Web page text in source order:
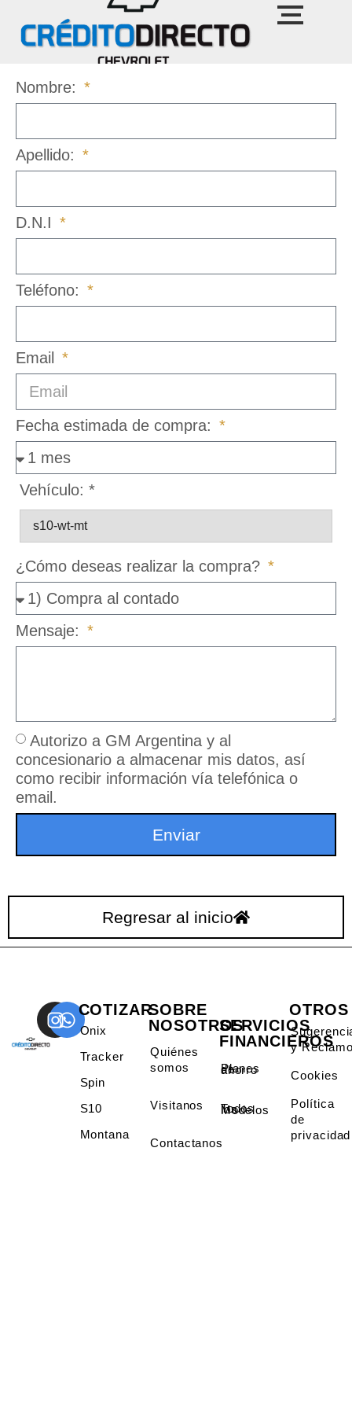
Nombre:
Apellido:
D.N.I
Teléfono:
Email
Fecha estimada de compra:
Vehículo: *
¿Cómo deseas realizar la compra?
Mensaje:
Autorizo a GM Argentina y al
concesionario a almacenar mis datos, así
como recibir información vía telefónica o
email.
Enviar
Regresar al inicio
SERVICIOS
FINANCIEROS
Planes de ahorro
Todos los Modelos
COTIZAR
Onix
Tracker
Spin
S10
Montana
OTROS
y
Cookies
Política
de
privacidad
SOBRE
NOSOTROS
Quiénes
somos
Visitanos
Contactanos